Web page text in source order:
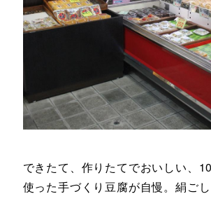
できたて、作りたてでおいしい、
使った手づくり豆腐が自慢。絹ご